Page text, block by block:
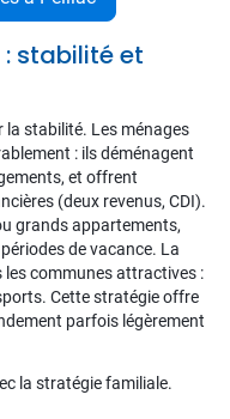
stabilité et
la stabilité. Les ménages
: ils déménagent
et offrent
(deux revenus, CDI).
grands appartements,
de vacance. La
communes attractives :
Cette stratégie offre
parfois légèrement
la stratégie familiale.